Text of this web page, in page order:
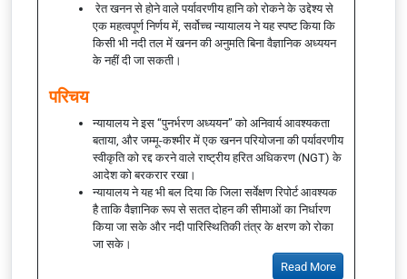
रेत खनन से होने वाले पर्यावरणीय हानि को रोकने के उद्देश्य से
एक महत्वपूर्ण निर्णय में, सर्वोच्च न्यायालय ने यह स्पष्ट किया कि
किसी भी नदी तल में खनन की अनुमति बिना वैज्ञानिक अध्ययन
के नहीं दी जा सकती।
परिचय
न्यायालय ने इस “पुनर्भरण अध्ययन” को अनिवार्य आवश्यकता
बताया, और जम्मू-कश्मीर में एक खनन परियोजना की पर्यावरणीय
स्वीकृति को रद्द करने वाले राष्ट्रीय हरित अधिकरण (NGT) के
आदेश को बरकरार रखा।
न्यायालय ने यह भी बल दिया कि जिला सर्वेक्षण रिपोर्ट आवश्यक
है ताकि वैज्ञानिक रूप से सतत दोहन की सीमाओं का निर्धारण
किया जा सके और नदी पारिस्थितिकी तंत्र के क्षरण को रोका
जा सके।
Read More